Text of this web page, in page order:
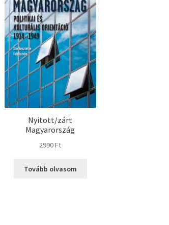
Nyitott/zárt
Magyarország
2990Ft
Tovább olvasom